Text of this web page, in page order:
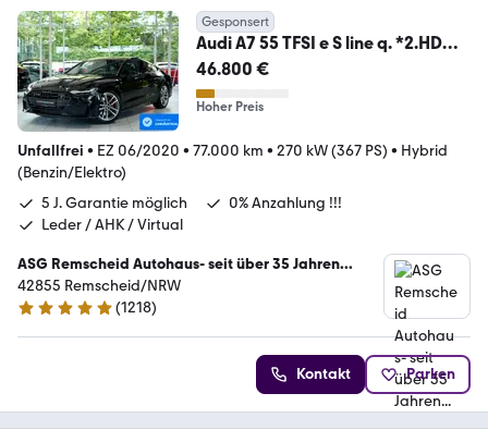
Gesponsert
Audi A7 55 TFSI e S line q. *2.HD
*20 *ACC*Pano*B&O
46.800 €
Hoher Preis
Unfallfrei • EZ 06/2020 • 77.000 km • 270 kW (367 PS) • Hybrid
(Benzin/Elektro)
5 J. Garantie möglich
0% Anzahlung !!!
Leder / AHK / Virtual
ASG Remscheid Autohaus- seit über 35 Jahren...
42855 Remscheid/NRW
4.8 Sterne
(1218)
Kontakt Parken